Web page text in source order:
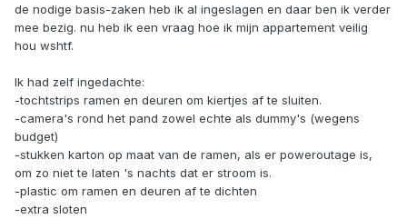
de nodige basis-zaken heb ik al ingeslagen en daar ben ik verder
mee bezig. nu heb ik een vraag hoe ik mijn appartement veilig
hou wshtf.
Ik had zelf ingedachte:
-tochtstrips ramen en deuren om kiertjes af te sluiten.
-camera's rond het pand zowel echte als dummy's (wegens
budget)
-stukken karton op maat van de ramen, als er poweroutage is,
om zo niet te laten 's nachts dat er stroom is.
-plastic om ramen en deuren af te dichten
-extra sloten